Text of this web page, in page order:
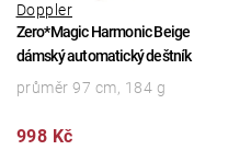
Zero*Magic Harmonic Beige
dámský automatický deštník
Doppler
998 Kč
průměr 97 cm, 184 g